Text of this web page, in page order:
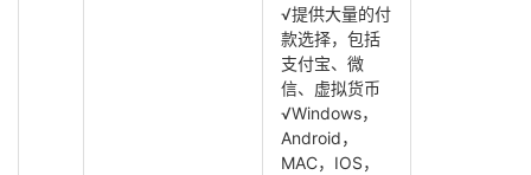
√提供大量的付
款选择，包括
支付宝、微
信、虚拟货币
√Windows，
Android，
MAC，IOS，